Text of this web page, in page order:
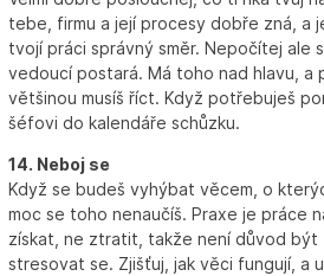
tebe, firmu a její procesy dobře zná, a
tvojí práci správný směr. Nepočítej ale
vedoucí postará. Má toho nad hlavu,
většinou musíš říct. Když potřebuješ
šéfovi do kalendáře schůzku.
14. Neboj se
Když se budeš vyhýbat věcem, o
moc se toho nenaučíš. Praxe je práce
získat, ne ztratit, takže není důvod být
stresovat se. Zjišťuj, jak věci fungují, a